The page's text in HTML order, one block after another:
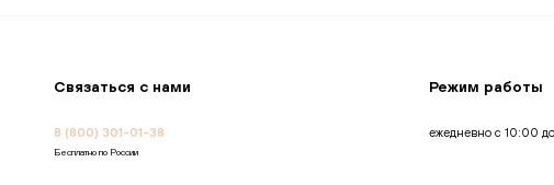
Связаться с нами
8 (800) 301-01-38
Бесплатно по России
Режим работы
ежедневно с 10:00